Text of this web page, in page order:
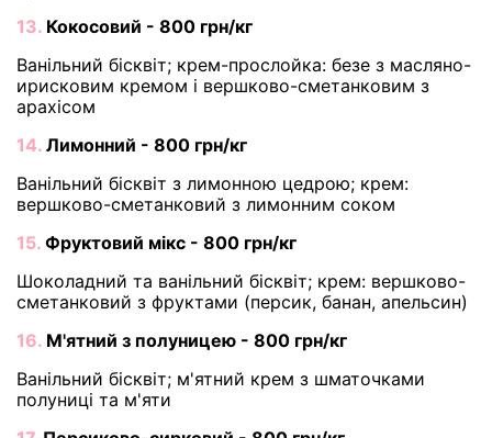
13. Кокосовий - 800 грн/кг
Ванільний бісквіт; крем-прослойка: безе з масляно-
ирисковим кремом і вершково-сметанковим з
арахісом
14. Лимонний - 800 грн/кг
Ванільний бісквіт з лимонною цедрою; крем:
вершково-сметанковий з лимонним соком
15. Фруктовий мікс - 800 грн/кг
Шоколадний та ванільний бісквіт; крем: вершково-
сметанковий з фруктами (персик, банан, апельсин)
16. М'ятний з полуницею - 800 грн/кг
Ванільний бісквіт; м'ятний крем з шматочками
полуниці та м'яти